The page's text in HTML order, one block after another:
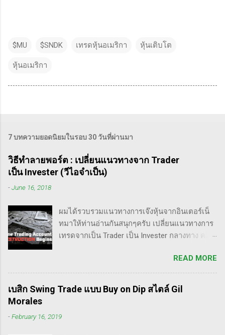
$MU $SNDK เทรดหุ้นอเมริกา หุ้นเติบโต
หุ้นอเมริกา
7 บทความยอดนิยมในรอบ 30 วันที่ผ่านมา
วิธีทำลายพอร์ต : เปลี่ยนแนวทางจาก Trader
เป็น Invester (วีไอจำเป็น)
-June 16, 2018
ผมได้รวบรวมแนวทางการเจ๊งหุ้นจากอินเตอร์เน็
ทมาให้ท่านอ่านกันสนุกๆครับ เปลี่ยนแนวทางการ
เทรดจากเป็น Trader เป็น Invester กลางทาง คลิป
เป็น Trader แล้วต่อมาก็เปลี่ยนใจอยากเป็น
Invester ไปซะงั้น เผื่อใครไม่เข้าใจ Trader คือ
ลักษณะการเทรดที่ ไม่ถือยาว ซื้อแล้วขายในระยะ
เวลาหนึ่ง ที่สำคัญความเป็นเทรดเดอร์คือ การ
ราคาร่วงถึง 10% ก็ต้องตัดขาดทุนตามระบบแล้ว
READ MORE
เบสิก Swing Trade แบบ Buy on Dip สไตล์ Gil
Morales
-February 16, 2019